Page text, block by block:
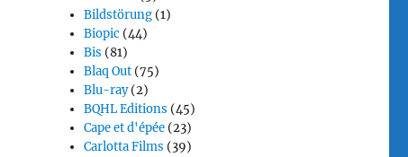
Bildstörung (1)
Biopic (44)
Bis (81)
Blaq Out (75)
Blu-ray(2)
BQHL Editions (45)
Cape et d'épée (23)
Carlotta Films (39)